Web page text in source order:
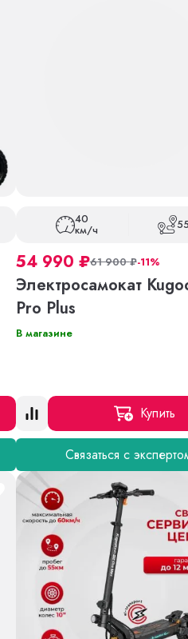
40
км/ч
54 990 ₽61 900₽-11%
Электросамокат
Pro Plus
В магазине
Купить
Связаться с